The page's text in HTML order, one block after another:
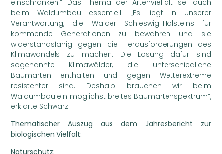
einschränken.“ Das Thema der Artenvielfalt sei auch
beim Waldumbau essentiell. „Es liegt in unserer
Verantwortung, die Wälder Schleswig-Holsteins für
kommende Generationen zu bewahren und sie
widerstandsfähig gegen die Herausforderungen des
Klimawandels zu machen. Die Lösung dafür sind
sogenannte Klimawälder, die unterschiedliche
Baumarten enthalten und gegen Wetterextreme
resistenter sind. Deshalb brauchen wir beim
Waldumbau ein möglichst breites Baumartenspektrum“,
erklärte Schwarz.
Thematischer Auszug aus dem Jahresbericht zur
biologischen Vielfalt:
Naturschutz: